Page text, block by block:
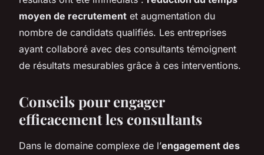
moyen de recrutement et augmentation du
nombre de candidats qualifiés. Les entreprises
ayant collaboré avec des consultants témoignent
de résultats mesurables grâce à ces interventions.
Conseils pour engager
efficacement les consultants
Dans le domaine complexe de l’engagement des